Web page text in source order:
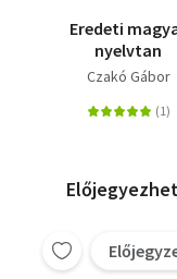
Eredeti
nyelvtan
Czakó Gábor